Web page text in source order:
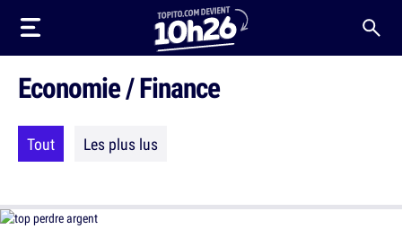
Economie / Finance
Tout Les plus lus